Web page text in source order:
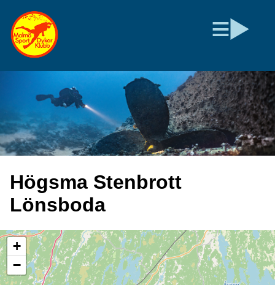
Högsma Stenbrott
Lönsboda
+
−